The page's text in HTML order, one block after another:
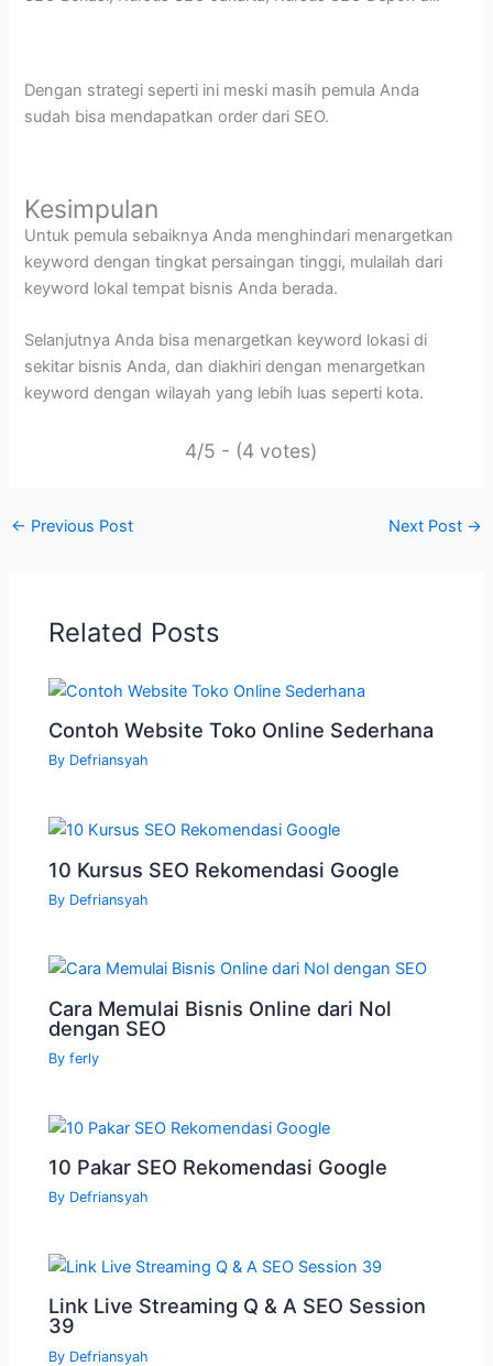
Dengan strategi seperti ini meski masih pemula Anda
sudah bisa mendapatkan order dari SEO.
Kesimpulan
Untuk pemula sebaiknya Anda menghindari menargetkan
keyword dengan tingkat persaingan tinggi, mulailah dari
keyword lokal tempat bisnis Anda berada.
Selanjutnya Anda bisa menargetkan keyword lokasi di
sekitar bisnis Anda, dan diakhiri dengan menargetkan
keyword dengan wilayah yang lebih luas seperti kota.
4/5 - (4 votes)
← Previous Post Next Post →
Related Posts
Contoh Website Toko Online Sederhana
By Defriansyah
10 Kursus SEO Rekomendasi Google
By Defriansyah
Cara Memulai Bisnis Online dari Nol
dengan SEO
Byferly
10 Pakar SEO Rekomendasi Google
By Defriansyah
Link Live Streaming Q & A SEO Session
39
By Defriansyah